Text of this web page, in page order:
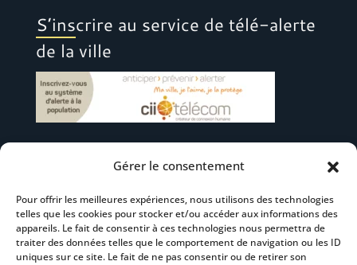
Gérer le consentement
Pour offrir les meilleures expériences, nous utilisons des technologies
telles que les cookies pour stocker et/ou accéder aux informations des
appareils. Le fait de consentir à ces technologies nous permettra de
traiter des données telles que le comportement de navigation ou les ID
uniques sur ce site. Le fait de ne pas consentir ou de retirer son
S’inscrire au service de télé-alerte
de la ville
Suivez-nous